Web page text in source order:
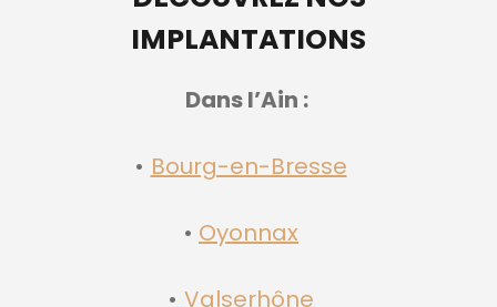
IMPLANTATIONS
Dans l’Ain :
Bourg-en-Bresse
Oyonnax
Valserhône